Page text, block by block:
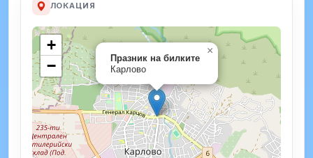
ЛОКАЦИЯ
Празник на билките
Карлово
×
+
−